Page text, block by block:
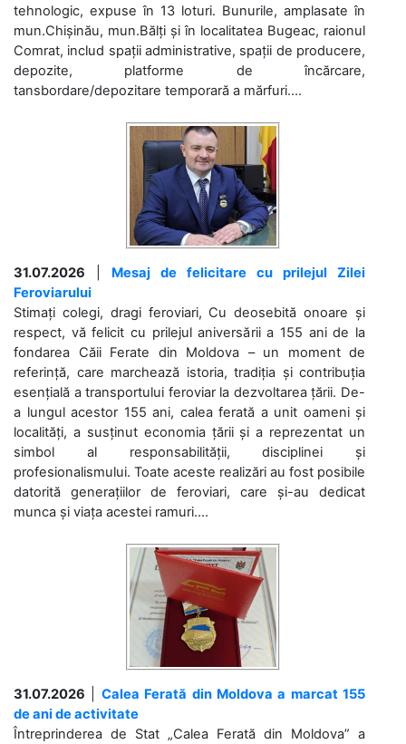
tehnologic, expuse în 13 loturi. Bunurile, amplasate în
mun.Chișinău, mun.Bălți și în localitatea Bugeac, raionul
Comrat, includ spații administrative, spații de producere,
depozite, platforme de încărcare,
tansbordare/depozitare temporară a mărfuri....
31.07.2026
Mesaj de felicitare cu prilejul Zilei
Feroviarului
Stimați colegi, dragi feroviari, Cu deosebită onoare și
respect, vă felicit cu prilejul aniversării a 155 ani de la
fondarea Căii Ferate din Moldova – un moment de
referință, care marchează istoria, tradiția și contribuția
esențială a transportului feroviar la dezvoltarea țării. De-
a lungul acestor 155 ani, calea ferată a unit oameni și
localități, a susținut economia țării și a reprezentat un
simbol al responsabilității, disciplinei și
profesionalismului. Toate aceste realizări au fost posibile
datorită generațiilor de feroviari, care și-au dedicat
munca și viața acestei ramuri....
31.07.2026
Calea Ferată din Moldova a marcat 155
de ani de activitate
Întreprinderea de Stat „Calea Ferată din Moldova” a